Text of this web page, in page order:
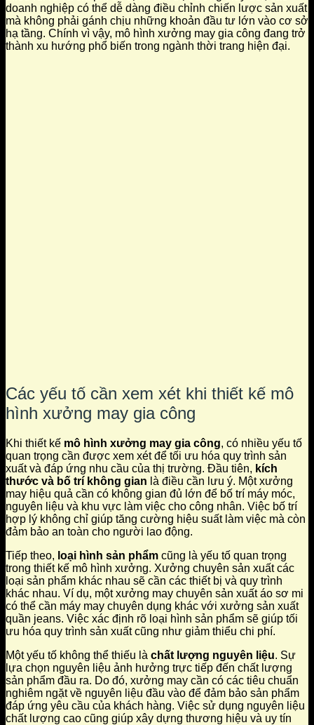
doanh nghiệp có thể dễ dàng điều chỉnh chiến lược sản xuất
mà không phải gánh chịu những khoản đầu tư lớn vào cơ sở
hạ tầng. Chính vì vậy, mô hình xưởng may gia công đang trở
thành xu hướng phổ biến trong ngành thời trang hiện đại.
Các yếu tố cần xem xét khi thiết kế mô
hình xưởng may gia công
Khi thiết kế mô hình xưởng may gia công, có nhiều yếu tố
quan trọng cần được xem xét để tối ưu hóa quy trình sản
xuất và đáp ứng nhu cầu của thị trường. Đầu tiên, kích
thước và bố trí không gian là điều cần lưu ý. Một xưởng
may hiệu quả cần có không gian đủ lớn để bố trí máy móc,
nguyên liệu và khu vực làm việc cho công nhân. Việc bố trí
hợp lý không chỉ giúp tăng cường hiệu suất làm việc mà còn
đảm bảo an toàn cho người lao động.
Tiếp theo, loại hình sản phẩm cũng là yếu tố quan trọng
trong thiết kế mô hình xưởng. Xưởng chuyên sản xuất các
loại sản phẩm khác nhau sẽ cần các thiết bị và quy trình
khác nhau. Ví dụ, một xưởng may chuyên sản xuất áo sơ mi
có thể cần máy may chuyên dụng khác với xưởng sản xuất
quần jeans. Việc xác định rõ loại hình sản phẩm sẽ giúp tối
ưu hóa quy trình sản xuất cũng như giảm thiểu chi phí.
Một yếu tố không thể thiếu là chất lượng nguyên liệu. Sự
lựa chọn nguyên liệu ảnh hưởng trực tiếp đến chất lượng
sản phẩm đầu ra. Do đó, xưởng may cần có các tiêu chuẩn
nghiêm ngặt về nguyên liệu đầu vào để đảm bảo sản phẩm
đáp ứng yêu cầu của khách hàng. Việc sử dụng nguyên liệu
chất lượng cao cũng giúp xây dựng thương hiệu và uy tín